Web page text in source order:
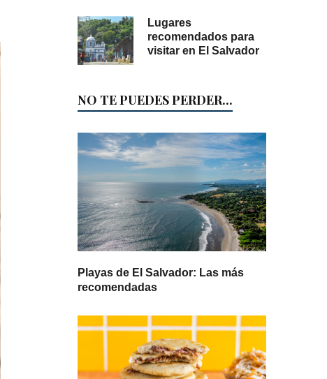
Lugares
recomendados para
visitar en El Salvador
NO TE PUEDES PERDER...
Playas de El Salvador: Las más
recomendadas